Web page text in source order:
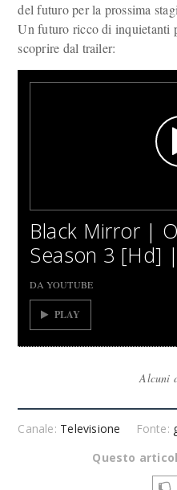
del futuro per la prossima
Un futuro ricco di inquietanti
scoprire dal trailer:
Black Mirror |
Season 3 [Hd]
DA YOUTUBE
PLAY
Alcuni
Canale: Televisione Fonte:
Questo